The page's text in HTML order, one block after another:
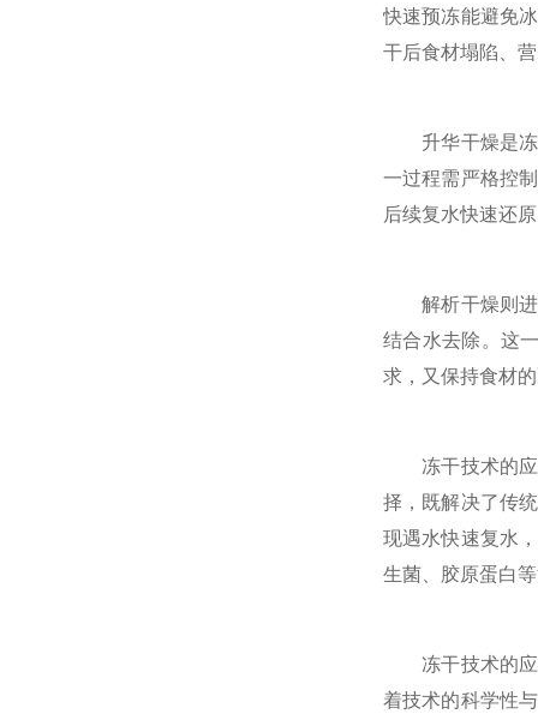
快速预冻能避免
干后食材塌陷、
升华干燥是冻
一过程需严格控
后续复水快速还
解析干燥则进
结合水去除。这
求，又保持食材
冻干技术的应
择，既解决了传
现遇水快速复水
生菌、胶原蛋白
冻干技术的应
着技术的科学性